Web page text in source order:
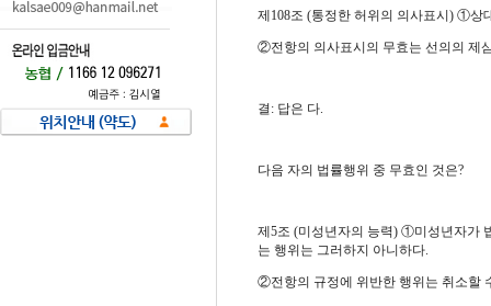
제108조 (통정한 허위의 의사표시) ①상
②전항의 의사표시의 무효는 선의의 제
결: 답은 다.
다음 자의 법률행위 중 무효인 것은?
제5조 (미성년자의 능력) ①미성년자가
는 행위는 그러하지 아니하다.
②전항의 규정에 위반한 행위는 취소할